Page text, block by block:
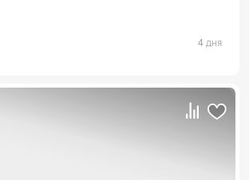
4 дня